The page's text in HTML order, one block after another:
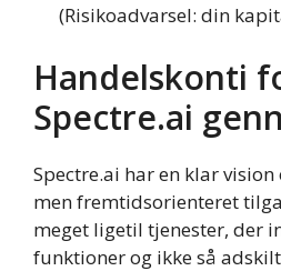
(Risikoadvarsel: din
Handelskonti
Spectre.ai
Spectre.ai har en klar
men fremtidsorienteret
meget ligetil tjenester, der
funktioner og ikke så